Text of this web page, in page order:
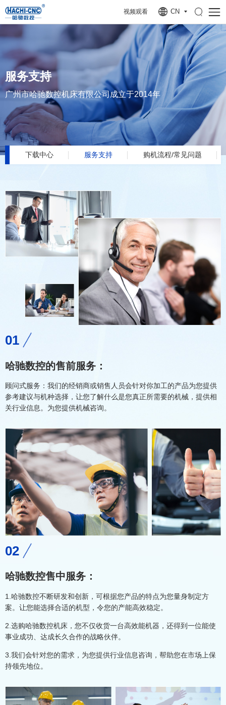
视频观看 CN
服务支持
广州市哈驰数控机床有限公司成立于2014年
下载中心 服务支持 购机流程/常见问题
01
哈驰数控的售前服务：
顾问式服务：我们的经销商或销售人员会针对你加工的产品为您提供
参考建议与机种选择，让您了解什么是您真正所需要的机械，提供相
关行业信息。为您提供机械咨询。
02
哈驰数控售中服务：
1.哈驰数控不断研发和创新，可根据您产品的特点为您量身制定方
案。让您能选择合适的机型，令您的产能高效稳定。
2.选购哈驰数控机床，您不仅收货一台高效能机器，还得到一位能使
事业成功、达成长久合作的战略伙伴。
3.我们会针对您的需求，为您提供行业信息咨询，帮助您在市场上保
持领先地位。